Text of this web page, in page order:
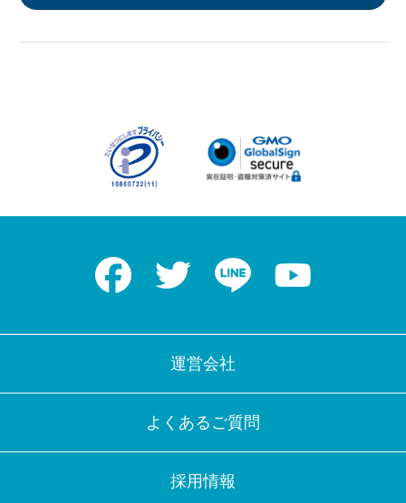
Facebook Twitter LINE
運営会社
よくあるご質問
採用情報